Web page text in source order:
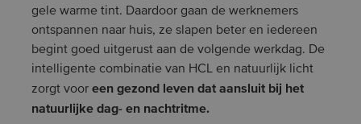
gele warme tint. Daardoor gaan de werknemers
ontspannen naar huis, ze slapen beter en iedereen
begint goed uitgerust aan de volgende werkdag. De
intelligente combinatie van HCL en natuurlijk licht
zorgt voor een gezond leven dat aansluit bij het
natuurlijke dag- en nachtritme.